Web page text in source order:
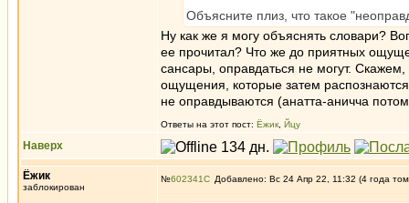
Объясните плиз, что такое
Ну как же я могу объяснять словари?
ее прочитал? Что же до приятных
сансары, оправдаться не могут.
ощущения, которые затем
не оправдываются (анатта-аничча
Ответы на этот пост: Ёжик Йцу
Наверх
Ёжик
заблокирован
№602341 Добавлено: Вс 24 Апр 22, 11:32 (4 года